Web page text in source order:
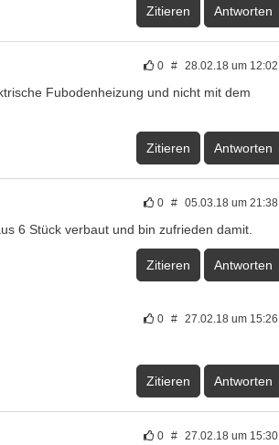
Zitieren Antworten
0 # 28.02.18 um 12:02
Fubodenheizung und nicht mit dem
Zitieren Antworten
0 # 05.03.18 um 21:38
6 Stück verbaut und bin zufrieden damit.
Zitieren Antworten
0 # 27.02.18 um 15:26
Zitieren Antworten
0 # 27.02.18 um 15:30